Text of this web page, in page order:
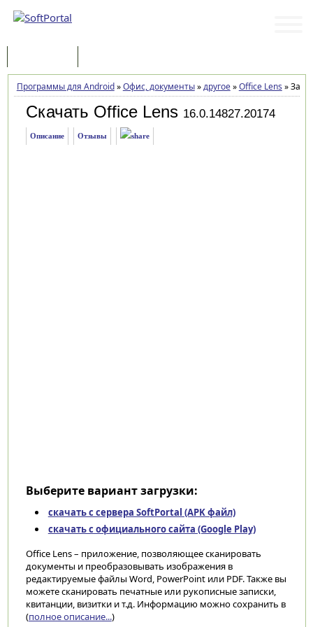
Программы для Android»Офис, документы»другое»Office Lens »
Скачать Office Lens 16.0.14827.20174
Описание Отзывы
Выберите вариант загрузки:
скачать с сервера SoftPortal (APK файл)
скачать с официального сайта (Google Play)
Office Lens – приложение, позволяющее сканировать
документы и преобразовывать изображения в
редактируемые файлы Word, PowerPoint или PDF. Также вы
можете сканировать печатные или рукописные записки,
квитанции, визитки и т.д. Информацию можно сохранить в
(полное описание...)